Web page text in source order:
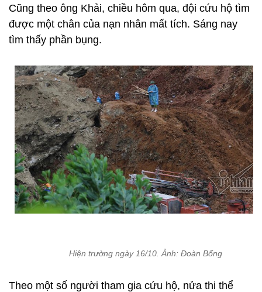
Cũng theo ông Khải, chiều hôm qua, đội cứu hộ tìm
được một chân của nạn nhân mất tích. Sáng nay
tìm thấy phần bụng.
Hiện trường ngày 16/10. Ảnh: Đoàn Bổng
Theo một số người tham gia cứu hộ, nửa thi thể